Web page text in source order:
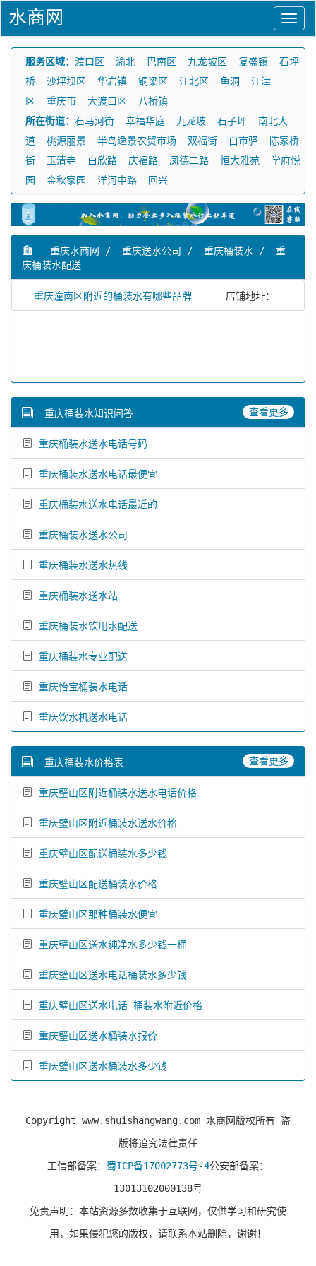
水商网
服务区域： 渡口区 渝北 巴南区 九龙坡区 复盛镇
石坪
桥
沙坪坝区 华岩镇 铜梁区 江北区 鱼洞
江津
区
重庆市 大渡口区
八桥镇
所在街道： 石马河街 幸福华庭 九龙坡 石子坪
南北大
道
桃源丽景 半岛逸景农贸市场 双福街 白市驿
陈家桥
街
玉清寺 白欣路 庆福路 凤德二路 恒大雅苑
学府悦
园
金秋家园 洋河中路 回兴
重庆水商网 / 重庆送水公司 / 重庆桶装水 / 重
庆桶装水配送
重庆潼南区附近的桶装水有哪些品牌 店铺地址：--
重庆桶装水知识问答 查看更多
重庆桶装水送水电话号码
重庆桶装水送水电话最便宜
重庆桶装水送水电话最近的
重庆桶装水送水公司
重庆桶装水送水热线
重庆桶装水送水站
重庆桶装水饮用水配送
重庆桶装水专业配送
重庆怡宝桶装水电话
重庆饮水机送水电话
重庆桶装水价格表 查看更多
重庆璧山区附近桶装水送水电话价格
重庆璧山区附近桶装水送水价格
重庆璧山区配送桶装水多少钱
重庆璧山区配送桶装水价格
重庆璧山区那种桶装水便宜
重庆璧山区送水纯净水多少钱一桶
重庆璧山区送水电话桶装水多少钱
重庆璧山区送水电话 桶装水附近价格
重庆璧山区送水桶装水报价
重庆璧山区送水桶装水多少钱
Copyright www.shuishangwang.com 水商网版权所有 盗
版将追究法律责任
工信部备案： 蜀ICP备17002773号-4公安部备案：
13013102000138号
免责声明：本站资源多数收集于互联网，仅供学习和研究使
用，如果侵犯您的版权，请联系本站删除，谢谢！